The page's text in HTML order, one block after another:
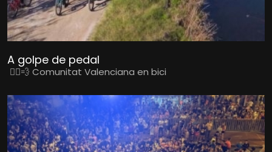
A golpe de pedal
🚴‍♀️💨 Comunitat Valenciana en bici